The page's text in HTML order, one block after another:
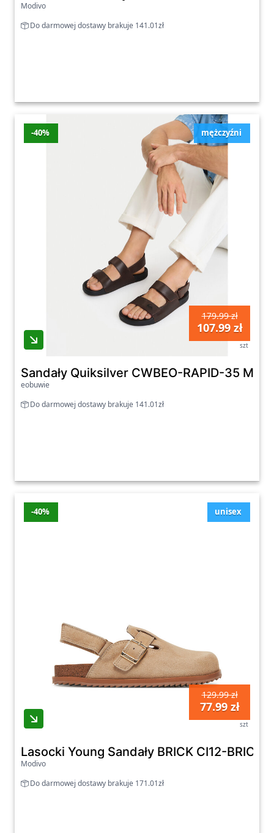
Modivo
Do darmowej dostawy brakuje 141.01zł
mężczyźni
-40%
179.99 zł
107.99 zł
szt
Sandały Quiksilver CWBEO-RAPID-35
eobuwie
Do darmowej dostawy brakuje 141.01zł
unisex
-40%
129.99 zł
77.99 zł
szt
Lasocki Young Sandały BRICK CI12-BRICK-
Modivo
Do darmowej dostawy brakuje 171.01zł